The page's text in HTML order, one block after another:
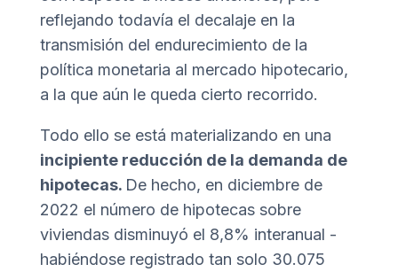
reflejando todavía el decalaje en la
transmisión del endurecimiento de la
política monetaria al mercado hipotecario,
a la que aún le queda cierto recorrido.
Todo ello se está materializando en una
incipiente reducción de la demanda de
hipotecas. De hecho, en diciembre de
2022 el número de hipotecas sobre
viviendas disminuyó el 8,8% interanual -
habiéndose registrado tan solo 30.075